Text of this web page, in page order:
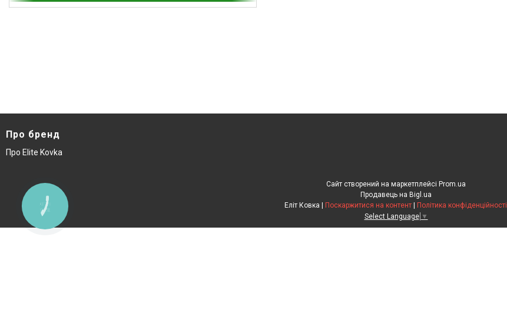
Про бренд
Про Elite Kovka
Сайт створений на маркетплейсі Prom.ua
Продавець на Bigl.ua
Поскаржитися на контент
Політика конфіденційності
Select Language ▼
КНОПКА
ЗВ'ЯЗКУ